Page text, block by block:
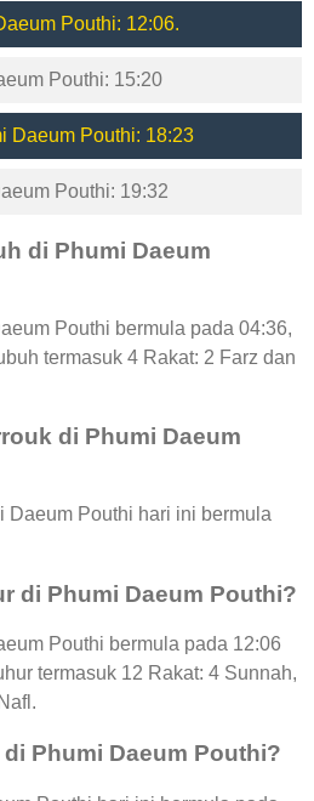
Pouthi: 12:06.
Pouthi: 15:20
Daeum Pouthi: 18:23
Pouthi: 19:32
di Phumi Daeum
Pouthi bermula pada 04:36,
termasuk 4 Rakat: 2 Farz dan
di Phumi Daeum
Daeum Pouthi hari ini bermula
di Phumi Daeum Pouthi?
Pouthi bermula pada 12:06
termasuk 12 Rakat: 4 Sunnah,
Phumi Daeum Pouthi?